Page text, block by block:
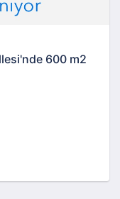
600 m2